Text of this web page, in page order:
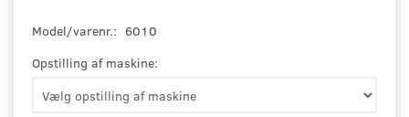
Model/varenr.: 6010
Opstilling af maskine: